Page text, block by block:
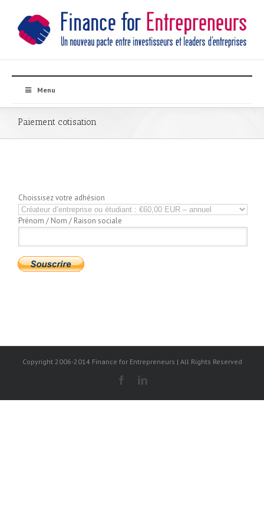
Menu
Paiement cotisation
Choissisez votre adhésion
Prénom / Nom / Raison sociale
Copyright 2006-2014 Finance for Entrepreneurs | All Rights Reserved